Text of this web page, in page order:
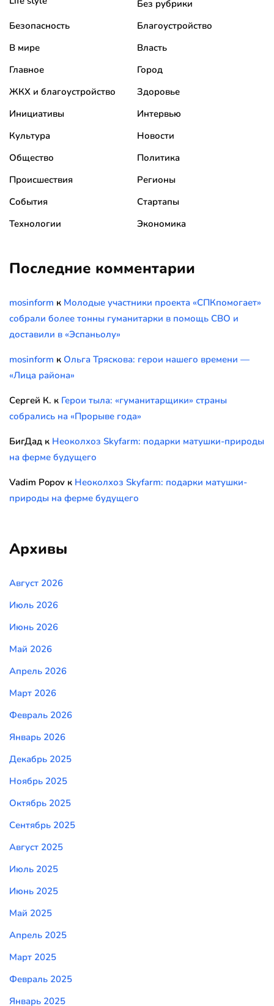
Без рубрики
Безопасность
Благоустройство
В мире
Власть
Главное
Город
ЖКХ и благоустройство
Здоровье
Инициативы
Интервью
Культура
Новости
Общество
Политика
Происшествия
Регионы
События
Стартапы
Технологии
Экономика
Последние комментарии
mosinform к Молодые участники проекта «СПКпомогает»
собрали более тонны гуманитарки в помощь СВО и
доставили в «Эспаньолу»
mosinform к Ольга Тряскова: герои нашего времени —
«Лица района»
Сергей К. к Герои тыла: «гуманитарщики» страны
собрались на «Прорыве года»
БигДад к Неоколхоз Skyfarm: подарки матушки-природы
на ферме будущего
Vadim Popov к Неоколхоз Skyfarm: подарки матушки-
природы на ферме будущего
Архивы
Август 2026
Июль 2026
Июнь 2026
Май 2026
Апрель 2026
Март 2026
Февраль 2026
Январь 2026
Декабрь 2025
Ноябрь 2025
Октябрь 2025
Сентябрь 2025
Август 2025
Июль 2025
Июнь 2025
Май 2025
Апрель 2025
Март 2025
Февраль 2025
Январь 2025